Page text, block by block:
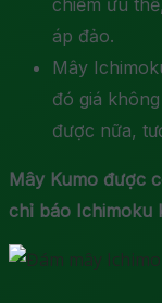
áp đảo.
Mây
đó giá
được nữa,
Mây Kumo được
chỉ báo Ichimoku